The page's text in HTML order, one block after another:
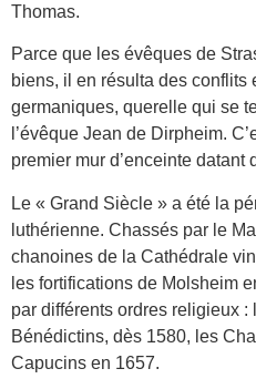
Thomas.
Parce que les évêques de
biens, il en résulta des conflits
germaniques, querelle qui se
l’évêque Jean de Dirpheim.
premier mur d’enceinte datant
Le « Grand Siècle » a été la
luthérienne. Chassés par le
chanoines de la Cathédrale
les fortifications de Molsheim
par différents ordres religieux :
Bénédictins, dès 1580, les
Capucins en 1657.